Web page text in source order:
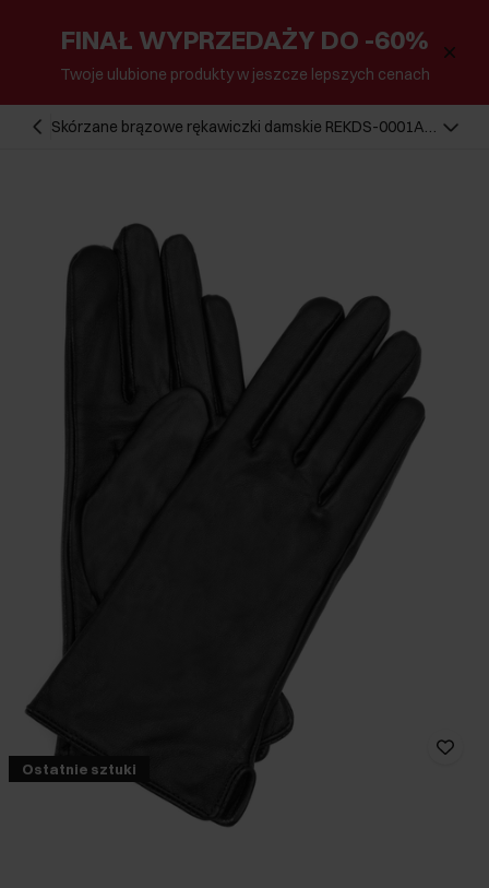
FINAŁ WYPRZEDAŻY DO -60%
Twoje ulubione produkty w jeszcze lepszych cenach
Skórzane brązowe rękawiczki damskie REKDS-0001A-
Ostatnie sztuki